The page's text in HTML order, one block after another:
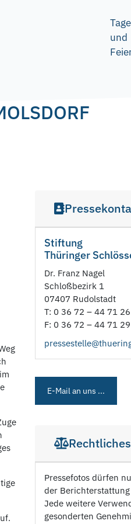
und
Stiftung
Thüringer
Dr. Franz Nagel
Schloßbezirk 1
07407 Rudolstadt
T: 0 36 72 – 44 71 26
F: 0 36 72 – 44 71 29
E-Mail an uns ...
Rechtliches
Pressefotos dürfen
der
Jede weitere
gesonderten